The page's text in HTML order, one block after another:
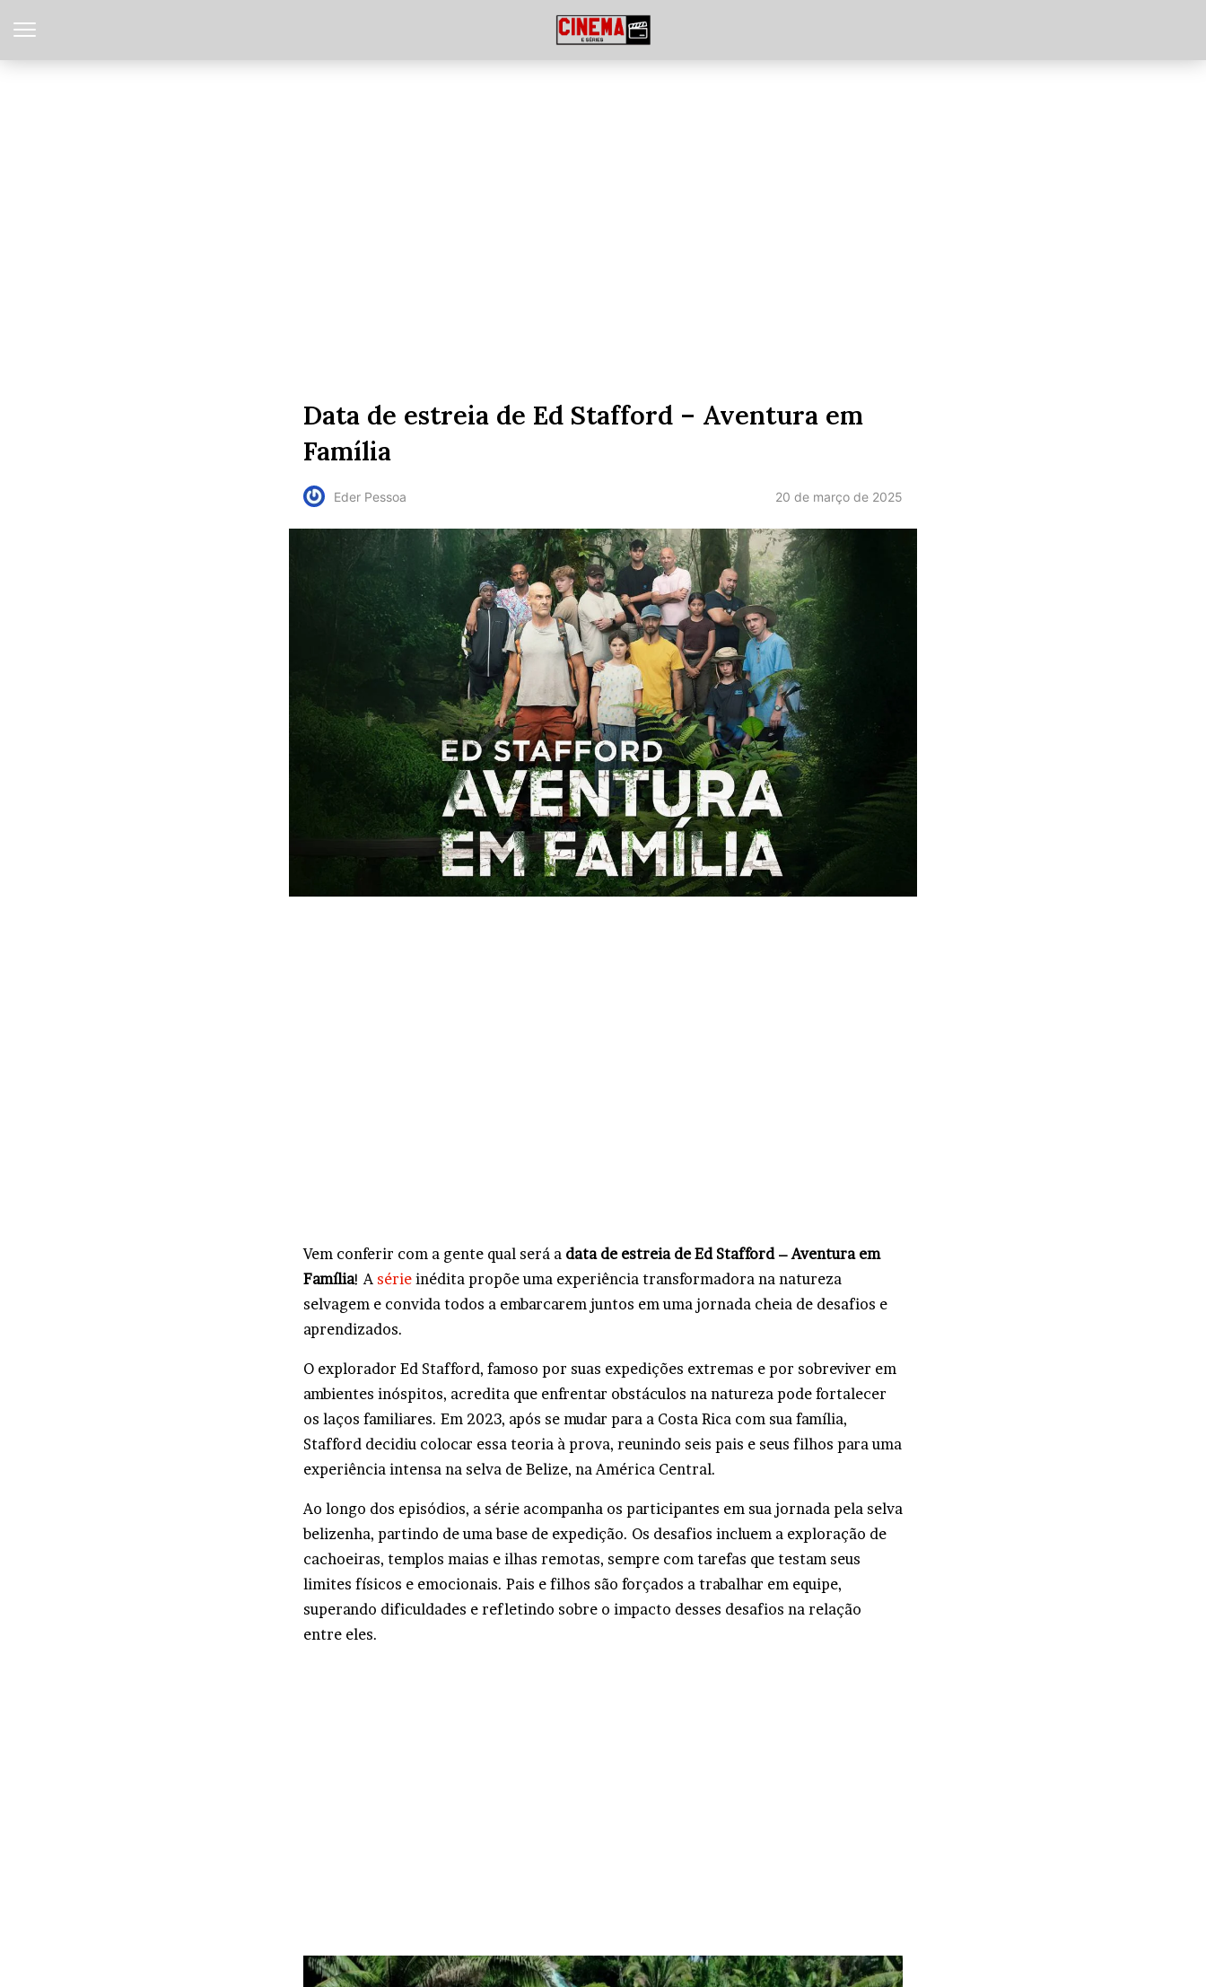
Data de estreia de Ed Stafford – Aventura em
Família
Eder Pessoa 20 de março de 2025
Vem conferir com a gente qual será a data de estreia de Ed Stafford – Aventura em
Família! A série inédita propõe uma experiência transformadora na natureza
selvagem e convida todos a embarcarem juntos em uma jornada cheia de desafios e
aprendizados.
O explorador Ed Stafford, famoso por suas expedições extremas e por sobreviver em
ambientes inóspitos, acredita que enfrentar obstáculos na natureza pode fortalecer
os laços familiares. Em 2023, após se mudar para a Costa Rica com sua família,
Stafford decidiu colocar essa teoria à prova, reunindo seis pais e seus filhos para uma
experiência intensa na selva de Belize, na América Central.
Ao longo dos episódios, a série acompanha os participantes em sua jornada pela selva
belizenha, partindo de uma base de expedição. Os desafios incluem a exploração de
cachoeiras, templos maias e ilhas remotas, sempre com tarefas que testam seus
limites físicos e emocionais. Pais e filhos são forçados a trabalhar em equipe,
superando dificuldades e refletindo sobre o impacto desses desafios na relação
entre eles.